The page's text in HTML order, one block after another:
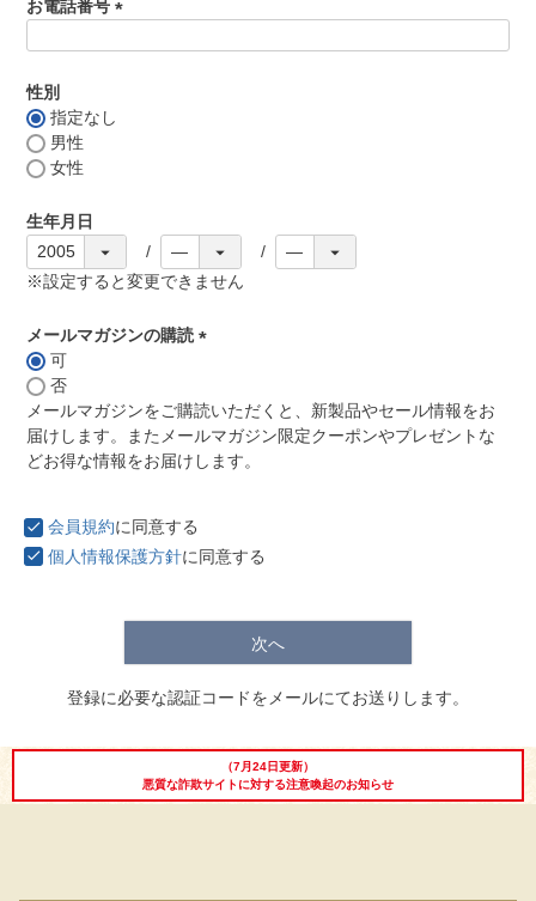
商品券
受付：9:00～17:30
お問合せフォーム
お電話番号
性別
指定なし
男性
女性
生年月日
※設定すると変更できません
メールマガジンの購読
須
)
可
否
メールマガジンをご購読いただくと、新製品やセール情報をお
届けします。またメールマガジン限定クーポンやプレゼントな
どお得な情報をお届けします。
会員規約に同意する
個人情報保護方針に同意する
次へ
登録に必要な認証コードをメールにてお送りします。
（7月24日更新）
悪質な詐欺サイトに対する注意喚起のお知らせ